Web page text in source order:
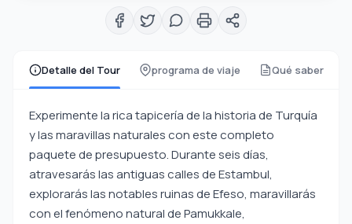
Detalle del Tour programa de viaje Qué saber
Experimente la rica tapicería de la historia de Turquía
y las maravillas naturales con este completo
paquete de presupuesto. Durante seis días,
atravesarás las antiguas calles de Estambul,
explorarás las notables ruinas de Efeso, maravillarás
con el fenómeno natural de Pamukkale,